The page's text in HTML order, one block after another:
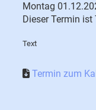
Montag
Dieser Termin ist
Text
Termin zum